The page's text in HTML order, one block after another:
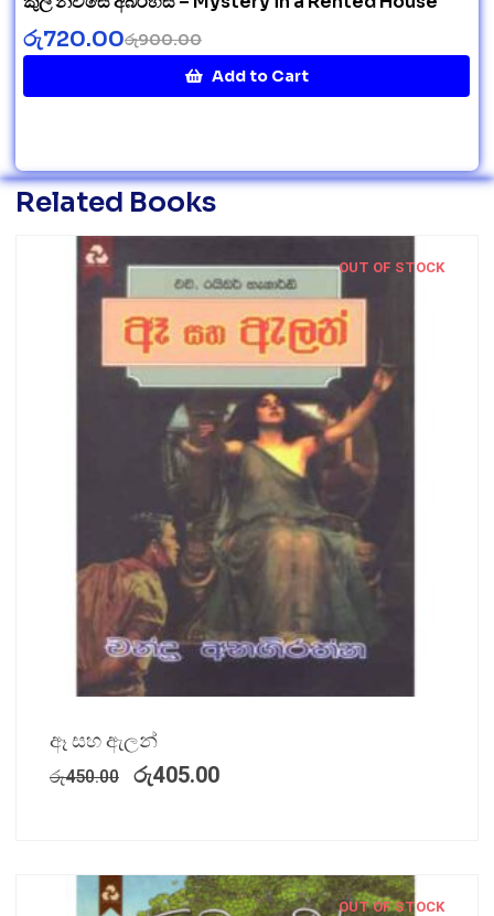
රු900.00
රු720.00
Add to Cart
Related Books
OUT OF STOCK
ඈ සහ ඇලන්
රු450.00 රු405.00
OUT OF STOCK